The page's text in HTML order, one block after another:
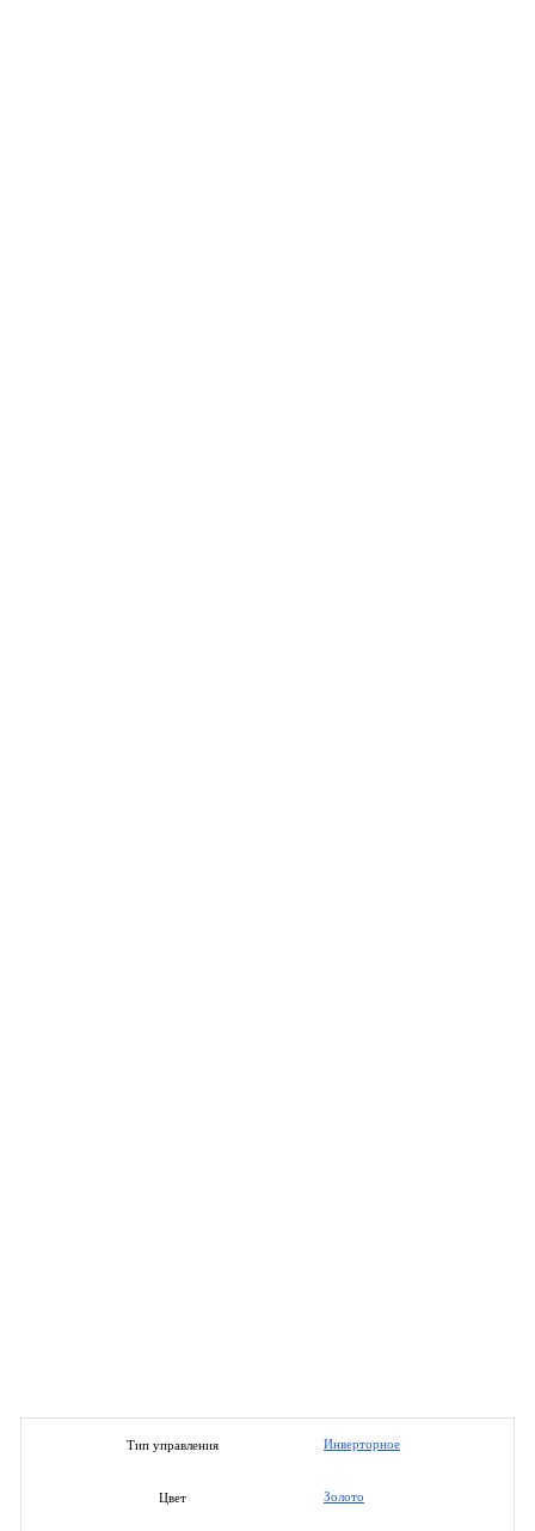
Тип управления Инверторное
Цвет Золото